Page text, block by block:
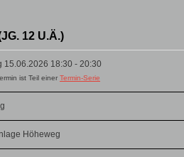
12 U.Ä.)
15.06.2026 18:30 - 20:30
ist Teil einer Termin-Serie
Höheweg